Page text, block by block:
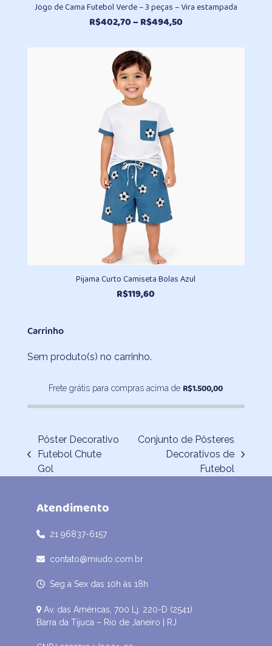
Jogo de Cama Futebol Verde – 3 peças – Vira estampada
R$402,70–R$494,50Faixa
preço:
Pijama Curto Camiseta Bolas Azul
R$119,60
Carrinho
Sem produto(s) no carrinho.
Frete grátis para compras acima de R$1.500,00
previous
post:
Pôster Decorativo
Futebol Chute
Gol
post:
Conjunto de Pôsteres
Decorativos de
Futebol
Atendimento
21 96837-6157
contato@miudo.com.br
Seg a Sex das 10h às 18h
Av. das Américas, 700 Lj. 220-D (2541)
Barra da Tijuca – Rio de Janeiro | RJ